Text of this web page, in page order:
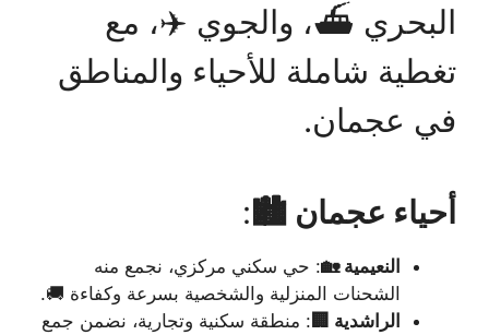
البحري ⛴️، والجوي ✈️، مع
تغطية شاملة للأحياء والمناطق
في عجمان.
أحياء عجمان 🏙️:
النعيمية 🏡: حي سكني مركزي، نجمع منه
الشحنات المنزلية والشخصية بسرعة وكفاءة 🚚.
الراشدية 🏢 : منطقة سكنية وتجارية، نضمن جمع